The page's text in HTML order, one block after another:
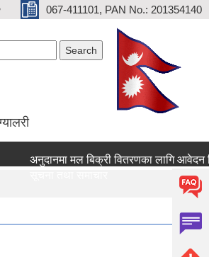
067-411101, PAN No.: 201354140
अनुदानमा मल बिक्री वितरणका लागि आवेदन दिने